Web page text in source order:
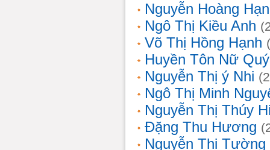
Nguyễn Hoàng
Ngô Thị Kiều Anh
Võ Thị Hồng Hạnh
Huyền Tôn Nữ
Nguyễn Thị ý Nhi
Ngô Thị Minh
Nguyễn Thị Thúy
Đặng Thu Hương
Nguyễn Thị Tường